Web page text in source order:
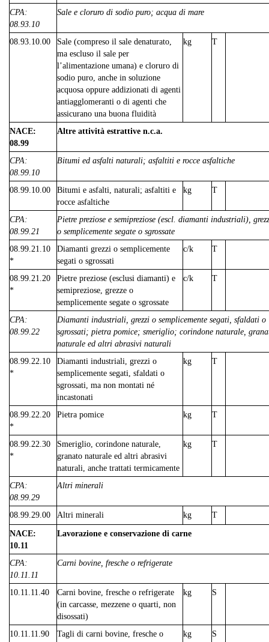
CPA:
08.93.10
Sale e cloruro di sodio puro; acqua di mare
08.93.10.00
Sale (compreso il sale denaturato,
ma escluso il sale per
l’alimentazione umana) e cloruro di
sodio puro, anche in soluzione
acquosa oppure addizionati di agenti
antiagglomeranti o di agenti che
assicurano una buona fluidità
kg T
NACE:
08.99
Altre attività estrattive n.c.a.
CPA:
08.99.10
Bitumi ed asfalti naturali; asfaltiti e rocce asfaltiche
08.99.10.00
Bitumi e asfalti, naturali; asfaltiti e
rocce asfaltiche
kg T
CPA:
08.99.21
Pietre preziose e semipreziose (escl. diamanti industriali),
o semplicemente segate o sgrossate
08.99.21.10
*
Diamanti grezzi o semplicemente
segati o sgrossati
c/k T
08.99.21.20
*
Pietre preziose (esclusi diamanti) e
semipreziose, grezze o
semplicemente segate o sgrossate
c/k T
CPA:
08.99.22
Diamanti industriali, grezzi o semplicemente segati, sfaldati o
sgrossati; pietra pomice; smeriglio; corindone naturale,
naturale ed altri abrasivi naturali
08.99.22.10
*
Diamanti industriali, grezzi o
semplicemente segati, sfaldati o
sgrossati, ma non montati né
incastonati
kg T
08.99.22.20
*
Pietra pomice kg T
08.99.22.30
*
Smeriglio, corindone naturale,
granato naturale ed altri abrasivi
naturali, anche trattati termicamente
kg T
CPA:
08.99.29
Altri minerali
08.99.29.00 Altri minerali kg
T
NACE:
10.11
Lavorazione e conservazione di carne
CPA:
10.11.11
Carni bovine, fresche o refrigerate
10.11.11.40
Carni bovine, fresche o refrigerate
(in carcasse, mezzene o quarti, non
disossati)
kg S
10.11.11.90
Tagli di carni bovine, fresche o
kg S